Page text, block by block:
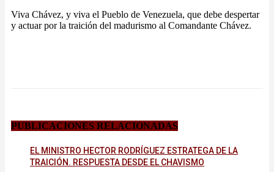
Viva Chávez, y viva el Pueblo de Venezuela, que debe despertar
y actuar por la traición del madurismo al Comandante Chávez.
PUBLICACIONES RELACIONADAS
EL MINISTRO HECTOR RODRÍGUEZ ESTRATEGA DE LA
TRAICIÓN. RESPUESTA DESDE EL CHAVISMO